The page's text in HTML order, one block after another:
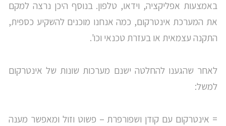
באמצעות אפליקציה, וידאו, טלפון. בנוסף היכן נרצה למקם
את המערכת אינטרקום, כמה אנחנו מוכנים להשקיע כספית,
התקנה עצמאית או בעזרת טכנאי וכו'.
לאחר שהגענו להחלטה ישנם מערכות שונות של אינטרקום
למשל:
= אינטרקום עם קודן ושפורפרת – פשוט וזול ומאפשר מענה